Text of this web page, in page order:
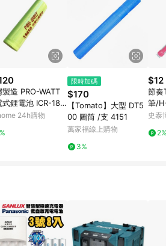
點數的計算將會排除【訂單活動折
扣抵】、【現金積點扣抵】及【訂單
POINTS回饋資格之訂單將於商
，若無此標示則 不符合回饋LINE
點數紅包 。 《7》LINE購物設有
制 (特殊活動時開放「回饋無上
不論件數計算，並依訂單成立時間
制為準。 《8》LINE購物為購物資
會有時間差，如顯示之商品規格、
24h購物銷售網頁不符，以銷售網
製造 PRO-WATT
式鋰電池 ICR-186
【4入組】
24h購物
限時加碼
$170
【Tomato】大型 DT5
00 圖筒 /支 4151
萬家福線上購物
3%
$12
節奏
筆/
史泰